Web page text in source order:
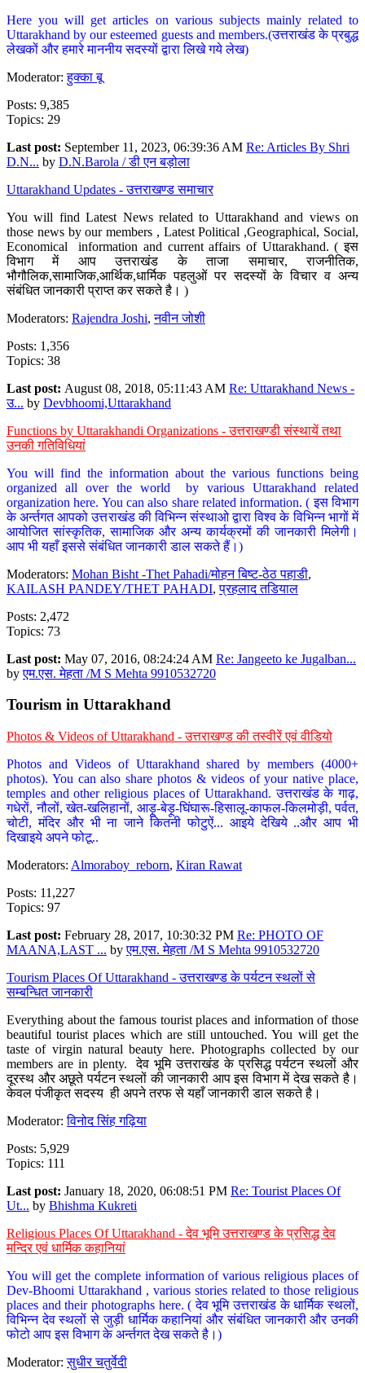
Here you will get articles on various subjects mainly related to
Uttarakhand by our esteemed guests and members.(उत्तराखंड के प्रबुद्ध
लेखकों और हमारे माननीय सदस्यों द्वारा लिखे गये लेख)
Moderator:हुक्का बू
Posts: 9,385
Topics: 29
Last post: September 11, 2023, 06:39:36 AM Re: Articles By Shri
D.N... by D.N.Barola / डी एन बड़ोला
Uttarakhand Updates - उत्तराखण्ड समाचार
You will find Latest News related to Uttarakhand and views on
those news by our members , Latest Political ,Geographical, Social,
Economical information and current affairs of Uttarakhand. ( इस
विभाग में आप उत्तराखंड के ताजा समाचार, राजनीतिक,
भौगौलिक,सामाजिक,आर्थिक,धार्मिक पहलुओं पर सदस्यों के विचार व अन्य
संबंधित जानकारी प्राप्त कर सकते है। )
Moderators: Rajendra Joshi,नवीन जोशी
Posts: 1,356
Topics: 38
Last post: August 08, 2018, 05:11:43 AM Re: Uttarakhand News -
उ... by Devbhoomi,Uttarakhand
Functions by Uttarakhandi Organizations - उत्तराखण्डी संस्थायें तथा
उनकी गतिविधियां
You will find the information about the various functions being
organized all over the world by various Uttarakhand related
organization here. You can also share related information. ( इस विभाग
के अर्न्तगत आपको उत्तराखंड की विभिन्न संस्थाओ द्वारा विश्व के विभिन्न भागों में
आयोजित सांस्कृतिक, सामाजिक और अन्य कार्यक्रमों की जानकारी मिलेगी।
आप भी यहाँ इससे संबंधित जानकारी डाल सकते हैं।)
Moderators: Mohan Bisht -Thet Pahadi/मोहन बिष्ट-ठेठ पहाडी,
KAILASH PANDEY/THET PAHADI,प्रहलाद तडियाल
Posts: 2,472
Topics: 73
Last post: May 07, 2016, 08:24:24 AM Re: Jangeeto ke Jugalban...
byएम.एस. मेहता /M S Mehta 9910532720
Tourism in Uttarakhand
Photos & Videos of Uttarakhand - उत्तराखण्ड की तस्वीरें एवं वीडियो
Photos and Videos of Uttarakhand shared by members (4000+
photos). You can also share photos & videos of your native place,
temples and other religious places of Uttarakhand. उत्तराखंड के गाढ़,
गधेरों, नौलों, खेत-खलिहानों, आड़ू-बेड़ू-घिंघारू-हिसालू-काफल-किलमोड़ी, पर्वत,
चोटी, मंदिर और भी ना जाने कितनी फोटुऐं... आइये देखिये ..और आप भी
दिखाइये अपने फोटू..
Moderators: Almoraboy_reborn, Kiran Rawat
Posts: 11,227
Topics: 97
Last post: February 28, 2017, 10:30:32 PM Re: PHOTO OF
MAANA,LAST ... byएम.एस. मेहता /M S Mehta 9910532720
Tourism Places Of Uttarakhand - उत्तराखण्ड के पर्यटन स्थलों से
सम्बन्धित जानकारी
Everything about the famous tourist places and information of those
beautiful tourist places which are still untouched. You will get the
taste of virgin natural beauty here. Photographs collected by our
members are in plenty. देव भूमि उत्तराखंड के प्रसिद्ध पर्यटन स्थलों और
दूरस्थ और अछूते पर्यटन स्थलों की जानकारी आप इस विभाग में देख सकते है।
केवल पंजीकृत सदस्य ही अपने तरफ से यहाँ जानकारी डाल सकते है।
Moderator:विनोद सिंह गढ़िया
Posts: 5,929
Topics: 111
Last post: January 18, 2020, 06:08:51 PM Re: Tourist Places Of
Ut... by Bhishma Kukreti
Religious Places Of Uttarakhand - देव भूमि उत्तराखण्ड के प्रसिद्ध देव
मन्दिर एवं धार्मिक कहानियां
You will get the complete information of various religious places of
Dev-Bhoomi Uttarakhand , various stories related to those religious
places and their photographs here. ( देव भूमि उत्तराखंड के धार्मिक स्थलों,
विभिन्न देव स्थलों से जुड़ी धार्मिक कहानियां और संबंधित जानकारी और उनकी
फोटो आप इस विभाग के अर्न्तगत देख सकते है।)
Moderator:सुधीर चतुर्वेदी